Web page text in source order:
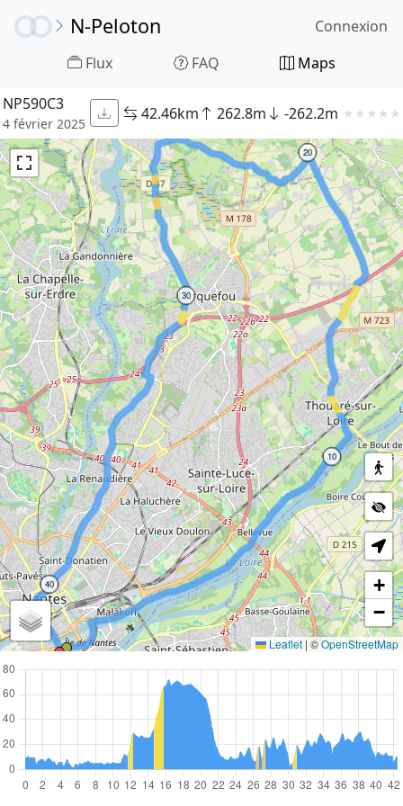
N-Peloton
Flux FAQ Maps
Connexion
NP590C3
4 février 2025
42.46km 262.8m -262.2m ★ ★ ★ ★ ★
10
20
30
40
+
−
Leaflet | ©OpenStreetMap